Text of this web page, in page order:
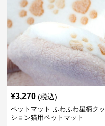
¥3,270 (税込)
ペットマット ふわふわ星柄クッ
ション猫用ペットマット